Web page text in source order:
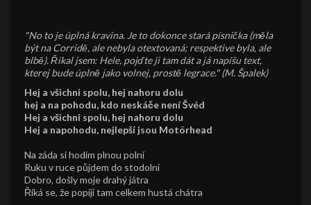
"No to je úplná kravina. Je to dokonce stará písnička (měla
být na Corridě, ale nebyla otextovaná; respektive byla, ale
blbě). Říkal jsem: Hele, pojďte ji tam dát a já napíšu text,
kterej bude úplně jako volnej, prostě legrace." (M. Špalek)
Hej a všichni spolu, hej nahoru dolu
hej a na pohodu, kdo neskáče není Švéd
Hej a všichni spolu, hej nahoru dolu
Hej a napohodu, nejlepší jsou Motörhead
Na záda si hodím plnou polní
Ruku v ruce půjdem do stodolní
Dobro, došly moje drahý játra
Říká se, že popíjí tam celkem hustá chátra